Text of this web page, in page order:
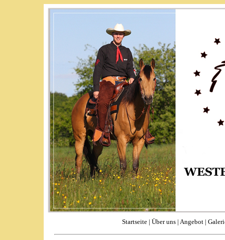
Startseite | Über uns | Angebot |